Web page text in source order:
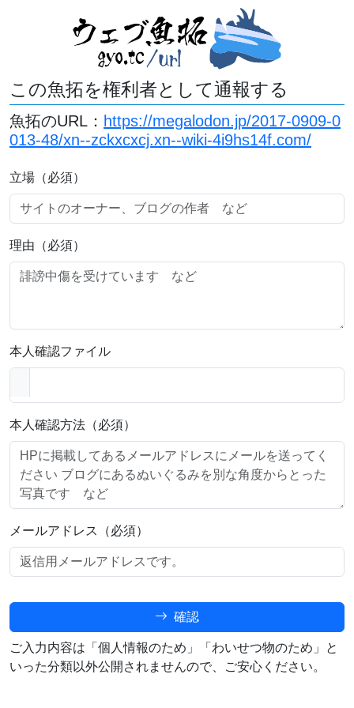
この魚拓を権利者として通報する
魚拓のURL： https://megalodon.jp/2017-0909-0
013-48/xn--zckxcxcj.xn--wiki-4i9hs14f.com/
立場（必須）
理由（必須）
本人確認ファイル
本人確認方法（必須）
メールアドレス（必須）
確認
ご入力内容は「個人情報のため」「わいせつ物のため」と
いった分類以外公開されませんので、ご安心ください。